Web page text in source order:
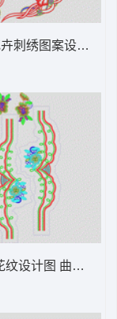
刺绣图案设计 烫
纹设计图 曲线条